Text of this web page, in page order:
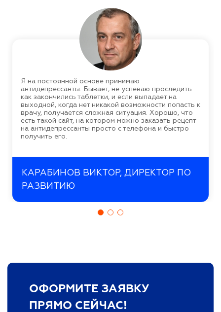
Я на постоянной основе принимаю
антидепрессанты. Бывает, не успеваю проследить
как закончились таблетки, и если выпадает на
выходной, когда нет никакой возможности попасть к
врачу, получается сложная ситуация. Хорошо, что
есть такой сайт, на котором можно заказать рецепт
на антидепрессанты просто с телефона и быстро
получить его.
КАРАБИНОВ ВИКТОР, ДИРЕКТОР ПО
РАЗВИТИЮ
ОФОРМИТЕ ЗАЯВКУ
ПРЯМО СЕЙЧАС!